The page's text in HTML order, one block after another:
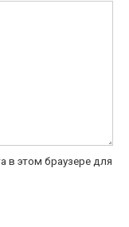
в этом браузере для